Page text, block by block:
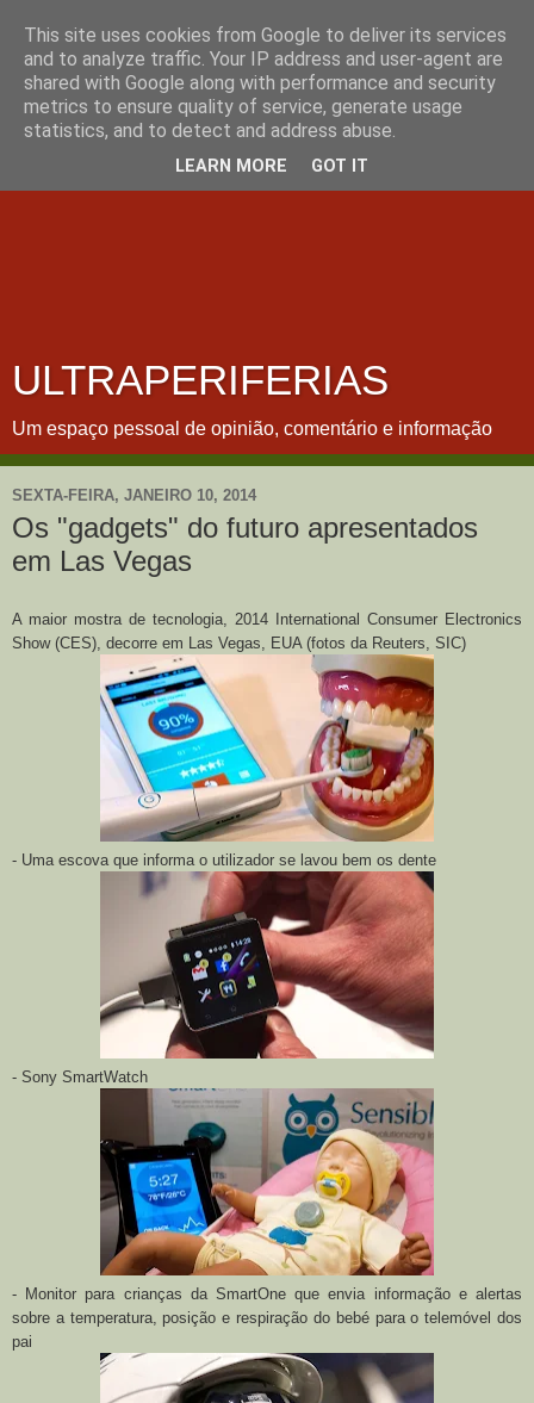
ULTRAPERIFERIAS
Um espaço pessoal de opinião, comentário e informação
SEXTA-FEIRA, JANEIRO 10, 2014
Os "gadgets" do futuro apresentados
em Las Vegas
A maior mostra de tecnologia, 2014 International Consumer Electronics
Show (CES), decorre em Las Vegas, EUA (fotos da Reuters, SIC)
- Uma escova que informa o utilizador se lavou bem os dente
- Sony SmartWatch
- Monitor para crianças da SmartOne que envia informação e alertas
sobre a temperatura, posição e respiração do bebé para o telemóvel dos
pai
This site uses cookies from Google to deliver its services
and to analyze traffic. Your IP address and user-agent are
shared with Google along with performance and security
metrics to ensure quality of service, generate usage
statistics, and to detect and address abuse.
LEARN MORE GOT IT